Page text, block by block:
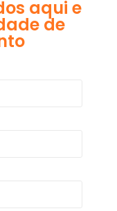
aqui e
de